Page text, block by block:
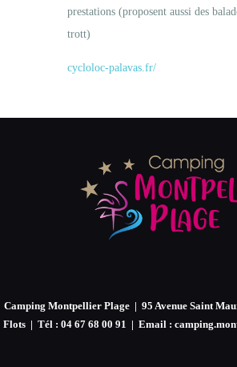
prestations (proposent aussi des
trott)
cycloloc-palavas.fr/
Camping Montpellier Plage | 95 Avenue Saint
Flots | Tél : 04 67 68 00 91 | Email :